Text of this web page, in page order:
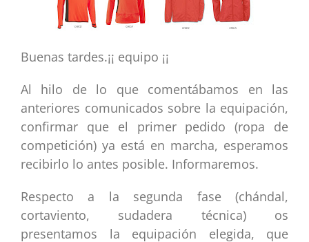
Buenas tardes.¡¡ equipo ¡¡
Al hilo de lo que comentábamos en las
anteriores comunicados sobre la equipación,
confirmar que el primer pedido (ropa de
competición) ya está en marcha, esperamos
recibirlo lo antes posible. Informaremos.
Respecto a la segunda fase (chándal,
cortaviento, sudadera técnica) os
presentamos la equipación elegida, que